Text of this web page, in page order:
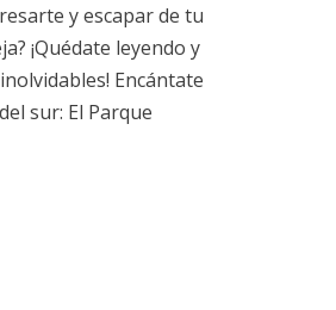
y escapar de tu
¡Quédate leyendo y
Encántate
sur: El Parque